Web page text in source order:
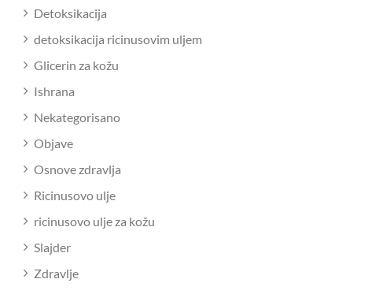
Detoksikacija
detoksikacija ricinusovim uljem
Glicerin za kožu
Ishrana
Nekategorisano
Objave
Osnove zdravlja
Ricinusovo ulje
ricinusovo ulje za kožu
Slajder
Zdravlje